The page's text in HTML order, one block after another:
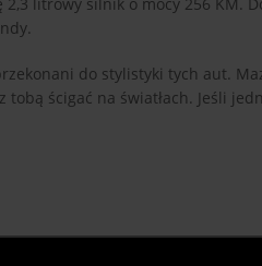
do stylistyki tych aut.
ścigać na światłach. Jeśli